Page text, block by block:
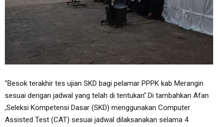
"Besok terakhir tes ujian SKD bagi pelamar PPPK kab Merangin
sesuai dengan jadwal yang telah di tentukan".Di tambahkan Afan
,Seleksi Kompetensi Dasar (SKD) menggunakan Computer
Assisted Test (CAT) sesuai jadwal dilaksanakan selama 4